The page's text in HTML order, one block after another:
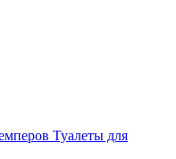
Туалеты для